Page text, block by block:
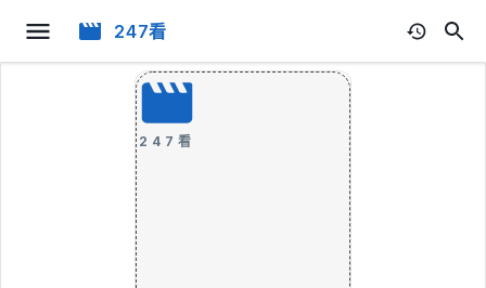
247看
247看